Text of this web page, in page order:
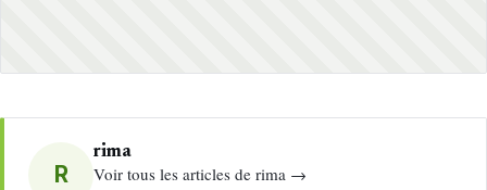
R
rima
Voir tous les articles de rima →